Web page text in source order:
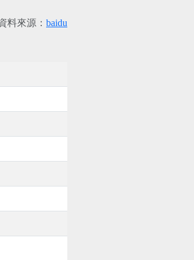
料來源： baidu